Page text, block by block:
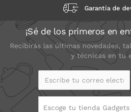
Garantía de
¡Sé de los primeros en
Recibirás las últimas novedades,
y técnicas en tu
Escribe tu correo
Escoge tu tienda Gadgets